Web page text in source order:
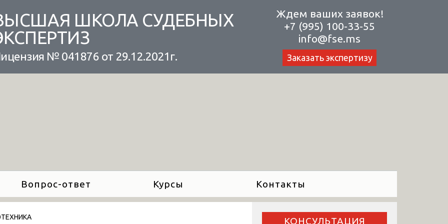
ШКОЛА СУДЕБНЫХ
№ 041876 от 29.12.2021г.
Ждем ваших заявок!
+7 (995) 100-33-55
info@fse.ms
Заказать экспертизу
Вопрос-ответ Курсы Контакты
КОНСУЛЬТАЦИЯ